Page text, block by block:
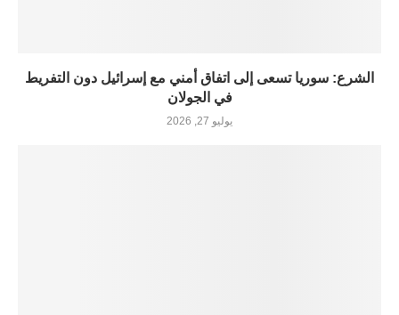
الشرع: سوريا تسعى إلى اتفاق أمني مع إسرائيل دون التفريط
في الجولان
يوليو 27, 2026